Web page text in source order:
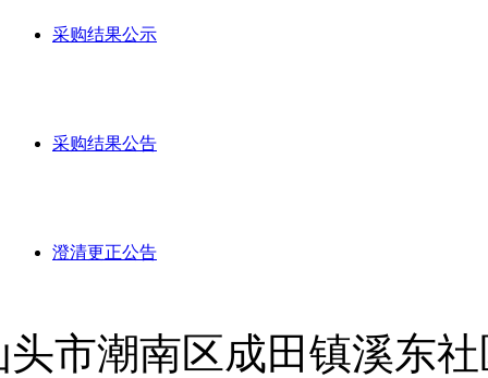
采购结果公示
采购结果公告
澄清更正公告
头市潮南区成田镇溪东